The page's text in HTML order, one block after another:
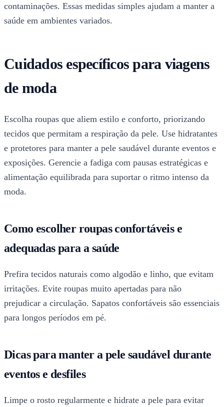
contaminações. Essas medidas simples ajudam a manter a
saúde em ambientes variados.
Cuidados específicos para viagens
de moda
Escolha roupas que aliem estilo e conforto, priorizando
tecidos que permitam a respiração da pele. Use hidratantes
e protetores para manter a pele saudável durante eventos e
exposições. Gerencie a fadiga com pausas estratégicas e
alimentação equilibrada para suportar o ritmo intenso da
moda.
Como escolher roupas confortáveis e
adequadas para a saúde
Prefira tecidos naturais como algodão e linho, que evitam
irritações. Evite roupas muito apertadas para não
prejudicar a circulação. Sapatos confortáveis são essenciais
para longos períodos em pé.
Dicas para manter a pele saudável durante
eventos e desfiles
Limpe o rosto regularmente e hidrate a pele para evitar